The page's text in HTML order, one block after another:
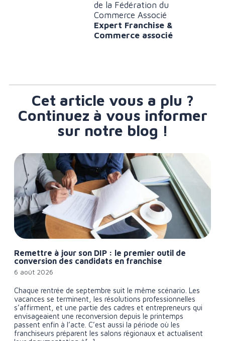
de la Fédération du
Commerce Associé
Expert Franchise &
Commerce associé
Cet article vous a plu ?
Continuez à vous informer
sur notre blog !
Remettre à jour son DIP : le premier outil de
conversion des candidats en franchise
6 août 2026
Chaque rentrée de septembre suit le même scénario. Les
vacances se terminent, les résolutions professionnelles
s’affirment, et une partie des cadres et entrepreneurs qui
envisageaient une reconversion depuis le printemps
passent enfin à l’acte. C’est aussi la période où les
franchiseurs préparent les salons régionaux et actualisent